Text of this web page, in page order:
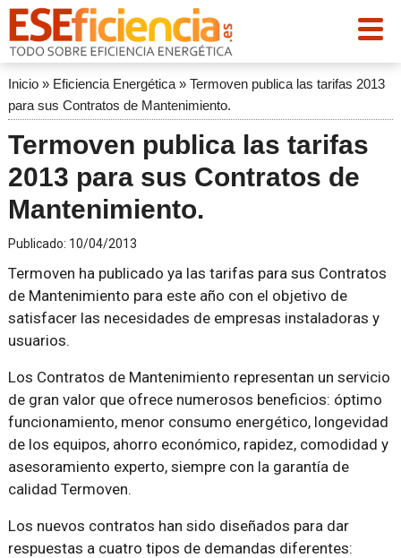
Inicio» Eficiencia Energética» Termoven publica las tarifas 2013
para sus Contratos de Mantenimiento.
Termoven publica las tarifas
2013 para sus Contratos de
Mantenimiento.
Publicado: 10/04/2013
Termoven ha publicado ya las tarifas para sus Contratos
de Mantenimiento para este año con el objetivo de
satisfacer las necesidades de empresas instaladoras y
usuarios.
Los Contratos de Mantenimiento representan un servicio
de gran valor que ofrece numerosos beneficios: óptimo
funcionamiento, menor consumo energético, longevidad
de los equipos, ahorro económico, rapidez, comodidad y
asesoramiento experto, siempre con la garantía de
calidad Termoven.
Los nuevos contratos han sido diseñados para dar
respuestas a cuatro tipos de demandas diferentes: